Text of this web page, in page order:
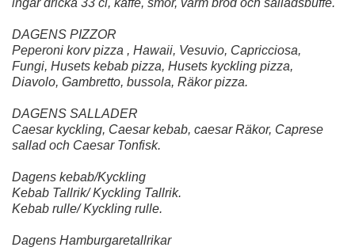
ingår dricka 33 cl, kaffe, smör, varm bröd och salladsbuffé.
DAGENS PIZZOR
Peperoni korv pizza , Hawaii, Vesuvio, Capricciosa,
Fungi, Husets kebab pizza, Husets kyckling pizza,
Diavolo, Gambretto, bussola, Räkor pizza.
DAGENS SALLADER
Caesar kyckling, Caesar kebab, caesar Räkor, Caprese
sallad och Caesar Tonfisk.
Dagens kebab/Kyckling
Kebab Tallrik/ Kyckling Tallrik.
Kebab rulle/ Kyckling rulle.
Dagens Hamburgaretallrikar